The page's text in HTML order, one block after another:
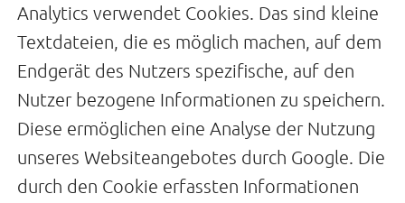
Analytics verwendet Cookies. Das sind kleine
Textdateien, die es möglich machen, auf dem
Endgerät des Nutzers spezifische, auf den
Nutzer bezogene Informationen zu speichern.
Diese ermöglichen eine Analyse der Nutzung
unseres Websiteangebotes durch Google. Die
durch den Cookie erfassten Informationen